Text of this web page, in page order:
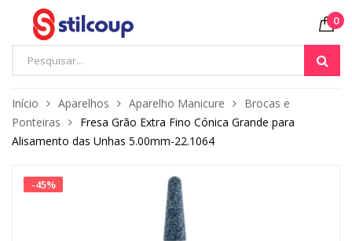
0
Início Aparelhos Aparelho Manicure
Brocas e
Ponteiras
Fresa Grão Extra Fino Cónica Grande para
Alisamento das Unhas 5.00mm-22.1064
-45%